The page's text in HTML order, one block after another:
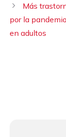
Más
por la
en adultos